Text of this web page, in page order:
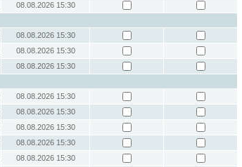
08.08.2026 15:30
08.08.2026 15:30
08.08.2026 15:30
08.08.2026 15:30
08.08.2026 15:30
08.08.2026 15:30
08.08.2026 15:30
08.08.2026 15:30
08.08.2026 15:30